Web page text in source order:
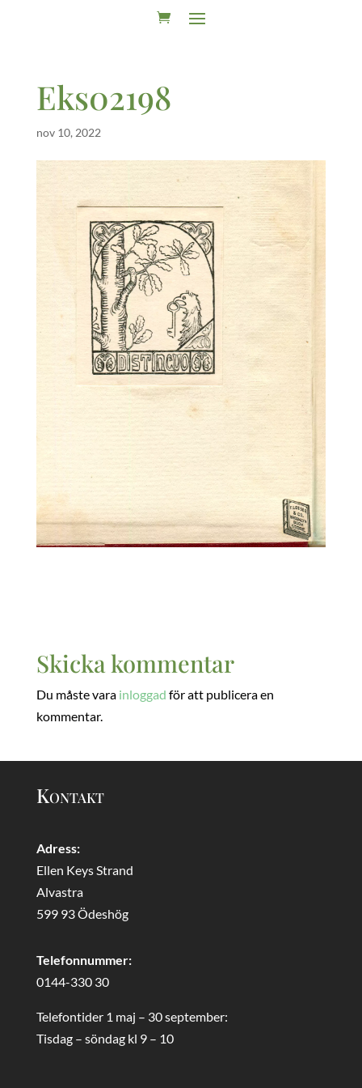
Eks02198
nov 10, 2022
Skicka kommentar
Du måste vara inloggad för att publicera en
kommentar.
Kontakt
Adress:
Ellen Keys Strand
Alvastra
599 93 Ödeshög
Telefonnummer:
0144-330 30
Telefontider 1 maj – 30 september:
Tisdag – söndag kl 9 – 10